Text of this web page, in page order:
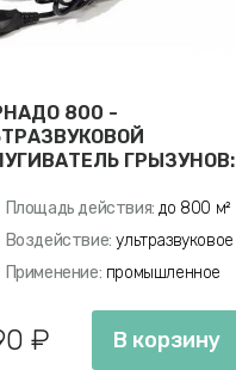
800 -
ГРЫЗУНОВ:
Площадь действия: до 800 м²
Воздействие: ультразвуковое
Применение: промышленное
₽ В корзину